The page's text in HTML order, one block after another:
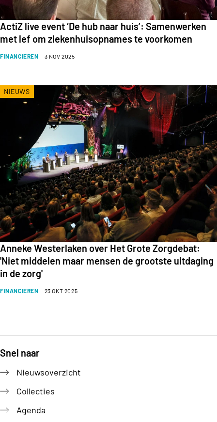
FINANCIEREN 3 NOV 2025
ActiZ live event ‘De hub naar huis’: Samenwerken
met lef om ziekenhuisopnames te voorkomen
FINANCIEREN 23 OKT 2025
Anneke Westerlaken over Het Grote Zorgdebat:
'Niet middelen maar mensen de grootste uitdaging
in de zorg'
NIEUWS
Snel naar
Nieuwsoverzicht
Collecties
Agenda